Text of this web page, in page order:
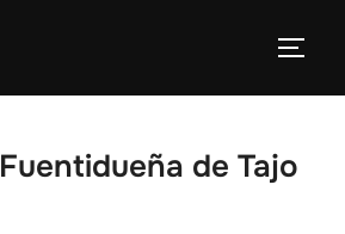
Fuentidueña de Tajo